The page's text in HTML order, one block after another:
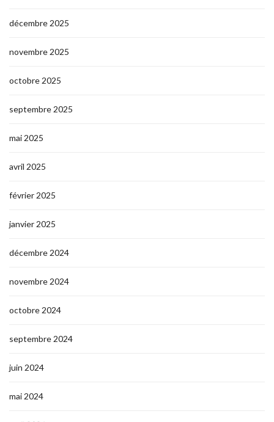
décembre 2025
novembre 2025
octobre 2025
septembre 2025
mai 2025
avril 2025
février 2025
janvier 2025
décembre 2024
novembre 2024
octobre 2024
septembre 2024
juin 2024
mai 2024